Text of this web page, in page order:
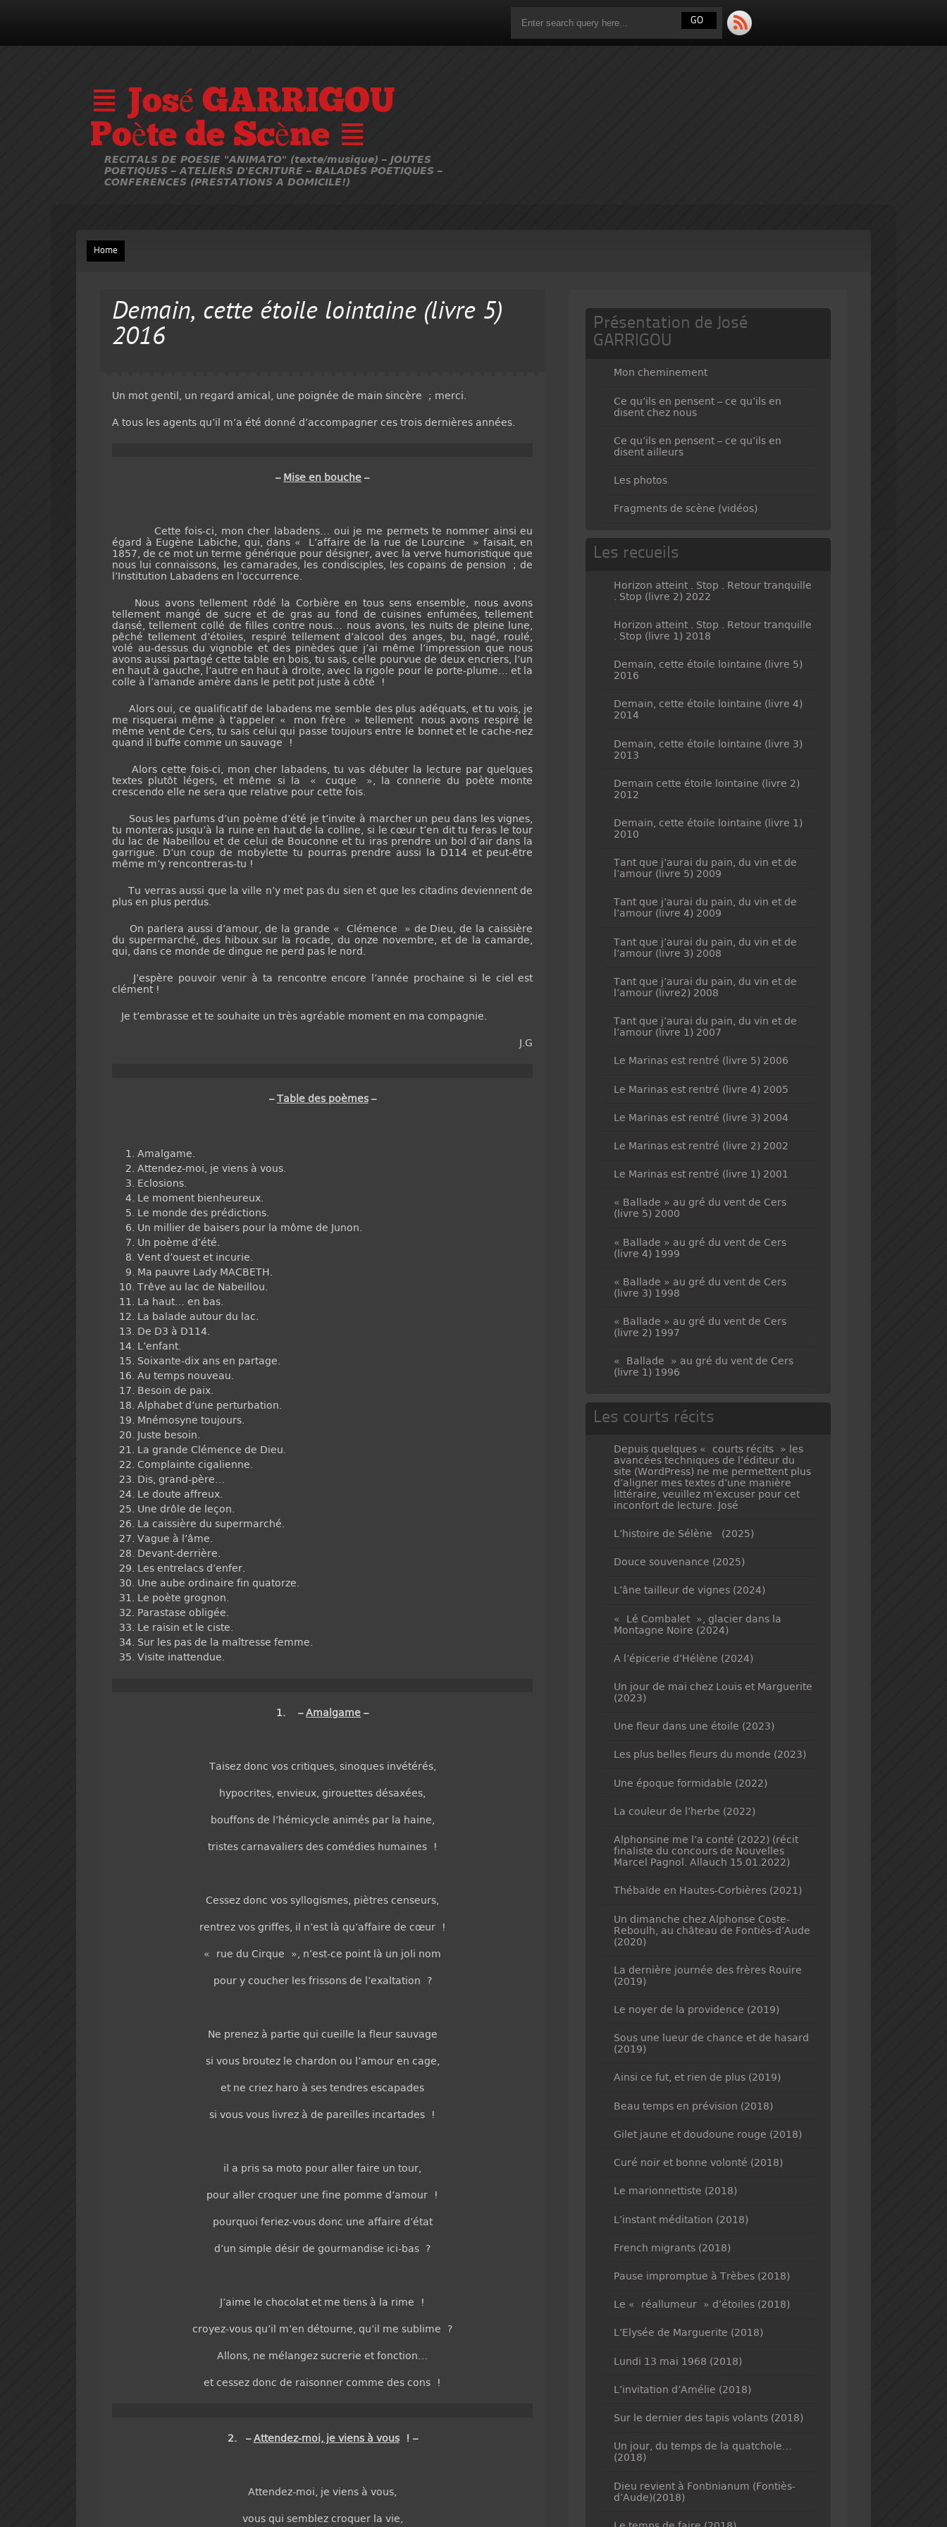
≣ José GARRIGOU
Poète de Scène ≣
RECITALS DE POESIE "ANIMATO" (texte/musique) – JOUTES
POETIQUES – ATELIERS D'ECRITURE – BALADES POETIQUES –
CONFERENCES (PRESTATIONS A DOMICILE!)
Home
Demain, cette étoile lointaine (livre 5)
2016
Un mot gentil, un regard amical, une poignée de main sincère ; merci.
A tous les agents qu’il m’a été donné d’accompagner ces trois dernières années.
– Mise en bouche –
Cette fois-ci, mon cher labadens… oui je me permets te nommer ainsi eu
égard à Eugène Labiche, qui, dans « L’affaire de la rue de Lourcine » faisait, en
1857, de ce mot un terme générique pour désigner, avec la verve humoristique que
nous lui connaissons, les camarades, les condisciples, les copains de pension ; de
l’Institution Labadens en l’occurrence.
Nous avons tellement rôdé la Corbière en tous sens ensemble, nous avons
tellement mangé de sucre et de gras au fond de cuisines enfumées, tellement
dansé, tellement collé de filles contre nous… nous avons, les nuits de pleine lune,
pêché tellement d’étoiles, respiré tellement d’alcool des anges, bu, nagé, roulé,
volé au-dessus du vignoble et des pinèdes que j’ai même l’impression que nous
avons aussi partagé cette table en bois, tu sais, celle pourvue de deux encriers, l’un
en haut à gauche, l’autre en haut à droite, avec la rigole pour le porte-plume… et la
colle à l’amande amère dans le petit pot juste à côté !
Alors oui, ce qualificatif de labadens me semble des plus adéquats, et tu vois, je
me risquerai même à t’appeler « mon frère » tellement nous avons respiré le
même vent de Cers, tu sais celui qui passe toujours entre le bonnet et le cache-nez
quand il buffe comme un sauvage !
Alors cette fois-ci, mon cher labadens, tu vas débuter la lecture par quelques
textes plutôt légers, et même si la « cuque », la connerie du poète monte
crescendo elle ne sera que relative pour cette fois.
Sous les parfums d’un poème d’été je t’invite à marcher un peu dans les vignes,
tu monteras jusqu’à la ruine en haut de la colline, si le cœur t’en dit tu feras le tour
du lac de Nabeillou et de celui de Bouconne et tu iras prendre un bol d’air dans la
garrigue. D’un coup de mobylette tu pourras prendre aussi la D114 et peut-être
même m’y rencontreras-tu !
Tu verras aussi que la ville n’y met pas du sien et que les citadins deviennent de
plus en plus perdus.
On parlera aussi d’amour, de la grande « Clémence » de Dieu, de la caissière
du supermarché, des hiboux sur la rocade, du onze novembre, et de la camarde,
qui, dans ce monde de dingue ne perd pas le nord.
J’espère pouvoir venir à ta rencontre encore l’année prochaine si le ciel est
clément !
Je t’embrasse et te souhaite un très agréable moment en ma compagnie.
J.G
–Table des poèmes–
Amalgame.
Attendez-moi, je viens à vous.
Eclosions.
Le moment bienheureux.
Le monde des prédictions.
Un millier de baisers pour la môme de Junon.
Un poème d’été.
Vent d’ouest et incurie.
Ma pauvre Lady MACBETH.
Trêve au lac de Nabeillou.
La haut… en bas.
La balade autour du lac.
De D3 à D114.
L’enfant.
Soixante-dix ans en partage.
Au temps nouveau.
Besoin de paix.
Alphabet d’une perturbation.
Mnémosyne toujours.
Juste besoin.
La grande Clémence de Dieu.
Complainte cigalienne.
Dis, grand-père…
Le doute affreux.
Une drôle de leçon.
La caissière du supermarché.
Vague à l’âme.
Devant-derrière.
Les entrelacs d’enfer.
Une aube ordinaire fin quatorze.
Le poète grognon.
Parastase obligée.
Le raisin et le ciste.
Sur les pas de la maîtresse femme.
Visite inattendue.
1. –Amalgame –
Taisez donc vos critiques, sinoques invétérés,
hypocrites, envieux, girouettes désaxées,
bouffons de l’hémicycle animés par la haine,
tristes carnavaliers des comédies humaines !
Cessez donc vos syllogismes, piètres censeurs,
rentrez vos griffes, il n’est là qu’affaire de cœur !
« rue du Cirque », n’est-ce point là un joli nom
pour y coucher les frissons de l’exaltation ?
Ne prenez à partie qui cueille la fleur sauvage
si vous broutez le chardon ou l’amour en cage,
et ne criez haro à ses tendres escapades
si vous vous livrez à de pareilles incartades !
il a pris sa moto pour aller faire un tour,
pour aller croquer une fine pomme d’amour !
pourquoi feriez-vous donc une affaire d’état
d’un simple désir de gourmandise ici-bas ?
J’aime le chocolat et me tiens à la rime !
croyez-vous qu’il m’en détourne, qu’il me sublime ?
Allons, ne mélangez sucrerie et fonction…
et cessez donc de raisonner comme des cons !
2. –Attendez-moi, je viens à vous! –
Attendez-moi, je viens à vous,
vous qui semblez croquer la vie,
Présentation de José
GARRIGOU
Mon cheminement
Ce qu’ils en pensent – ce qu’ils en
disent chez nous
Ce qu’ils en pensent – ce qu’ils en
disent ailleurs
Les photos
Fragments de scène (vidéos)
Les recueils
Horizon atteint . Stop . Retour tranquille
. Stop (livre 2) 2022
Horizon atteint . Stop . Retour tranquille
. Stop (livre 1) 2018
Demain, cette étoile lointaine (livre 5)
2016
Demain, cette étoile lointaine (livre 4)
2014
Demain, cette étoile lointaine (livre 3)
2013
Demain cette étoile lointaine (livre 2)
2012
Demain, cette étoile lointaine (livre 1)
2010
Tant que j’aurai du pain, du vin et de
l’amour (livre 5) 2009
Tant que j’aurai du pain, du vin et de
l’amour (livre 4) 2009
Tant que j’aurai du pain, du vin et de
l’amour (livre 3) 2008
Tant que j’aurai du pain, du vin et de
l’amour (livre2) 2008
Tant que j’aurai du pain, du vin et de
l’amour (livre 1) 2007
Le Marinas est rentré (livre 5) 2006
Le Marinas est rentré (livre 4) 2005
Le Marinas est rentré (livre 3) 2004
Le Marinas est rentré (livre 2) 2002
Le Marinas est rentré (livre 1) 2001
« Ballade » au gré du vent de Cers
(livre 5) 2000
« Ballade » au gré du vent de Cers
(livre 4) 1999
« Ballade » au gré du vent de Cers
(livre 3) 1998
« Ballade » au gré du vent de Cers
(livre 2) 1997
« Ballade » au gré du vent de Cers
(livre 1) 1996
Les courts récits
Depuis quelques « courts récits » les
avancées techniques de l’éditeur du
site (WordPress) ne me permettent plus
d’aligner mes textes d’une manière
littéraire, veuillez m’excuser pour cet
inconfort de lecture. José
L’histoire de Sélène (2025)
Douce souvenance (2025)
L’âne tailleur de vignes (2024)
« Lé Combalet », glacier dans la
Montagne Noire (2024)
A l’épicerie d’Hélène (2024)
Un jour de mai chez Louis et Marguerite
(2023)
Une fleur dans une étoile (2023)
Les plus belles fleurs du monde (2023)
Une époque formidable (2022)
La couleur de l’herbe (2022)
Alphonsine me l’a conté (2022) (récit
finaliste du concours de Nouvelles
Marcel Pagnol. Allauch 15.01.2022)
Thébaïde en Hautes-Corbières (2021)
Un dimanche chez Alphonse Coste-
Reboulh, au château de Fontiès-d’Aude
(2020)
La dernière journée des frères Rouire
(2019)
Le noyer de la providence (2019)
Sous une lueur de chance et de hasard
(2019)
Ainsi ce fut, et rien de plus (2019)
Beau temps en prévision (2018)
Gilet jaune et doudoune rouge (2018)
Curé noir et bonne volonté (2018)
Le marionnettiste (2018)
L’instant méditation (2018)
French migrants (2018)
Pause impromptue à Trèbes (2018)
Le « réallumeur » d’étoiles (2018)
L’Elysée de Marguerite (2018)
Lundi 13 mai 1968 (2018)
L’invitation d’Amélie (2018)
Sur le dernier des tapis volants (2018)
Un jour, du temps de la quatchole…
(2018)
Dieu revient à Fontinianum (Fontiès-
d’Aude)(2018)